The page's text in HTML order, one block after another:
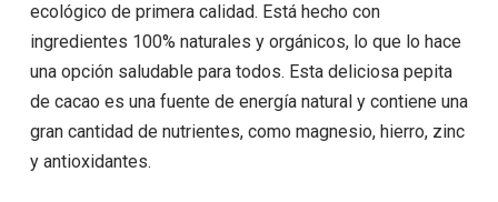
ecológico de primera calidad. Está hecho con
ingredientes 100% naturales y orgánicos, lo que lo hace
una opción saludable para todos. Esta deliciosa pepita
de cacao es una fuente de energía natural y contiene una
gran cantidad de nutrientes, como magnesio, hierro, zinc
y antioxidantes.